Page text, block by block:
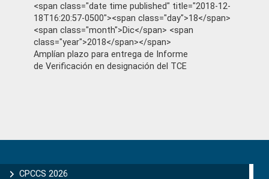
<span class="date time published" title="2018-12-
18T16:20:57-0500"><span class="day">18</span>
<span class="month">Dic</span> <span
class="year">2018</span></span>
Amplían plazo para entrega de Informe
de Verificación en designación del TCE
Sidebar
CPCCS 2026